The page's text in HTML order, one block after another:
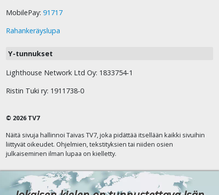
MobilePay: 91717
Rahankeräyslupa
Y-tunnukset
Lighthouse Network Ltd Oy: 1833754-1
Ristin Tuki ry: 1911738-0
© 2026 TV7
Näitä sivuja hallinnoi Taivas TV7, joka pidättää itsellään kaikki sivuihin
liittyvät oikeudet. Ohjelmien, tekstityksien tai niiden osien
julkaiseminen ilman lupaa on kielletty.